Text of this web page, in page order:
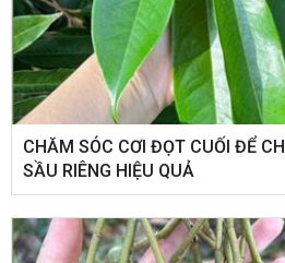
CHĂM SÓC CƠI ĐỌT CUỐI ĐỂ
SẦU RIÊNG HIỆU QUẢ